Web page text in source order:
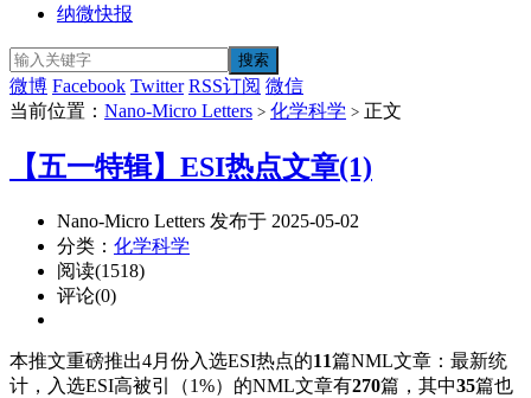
纳微快报
微博 Facebook Twitter RSS订阅 微信
当前位置： Nano-Micro Letters > 化学科学 > 正文
【五一特辑】ESI热点文章(1)
Nano-Micro Letters 发布于 2025-05-02
分类： 化学科学
阅读(1518)
评论(0)
本推文重磅推出4月份入选ESI热点的11篇NML文章：最新统
计，入选ESI高被引（1%）的NML文章有270篇，其中35篇也